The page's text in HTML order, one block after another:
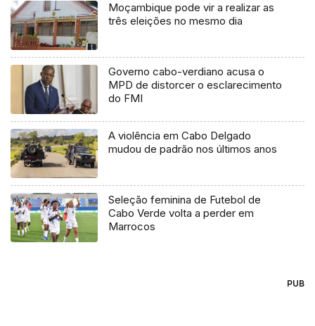
Moçambique pode vir a realizar as
três eleições no mesmo dia
Governo cabo-verdiano acusa o
MPD de distorcer o esclarecimento
do FMI
A violência em Cabo Delgado
mudou de padrão nos últimos anos
Seleção feminina de Futebol de
Cabo Verde volta a perder em
Marrocos
PUB